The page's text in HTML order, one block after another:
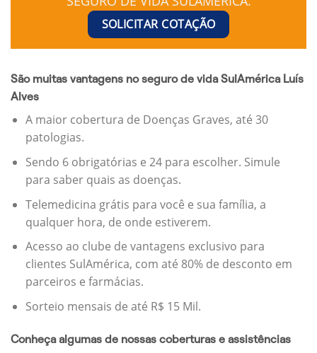
SOLICITAR COTAÇÃO
São muitas vantagens no seguro de vida SulAmérica Luís
Alves
A maior cobertura de Doenças Graves, até 30
patologias.
Sendo 6 obrigatórias e 24 para escolher. Simule
para saber quais as doenças.
Telemedicina grátis para você e sua família, a
qualquer hora, de onde estiverem.
Acesso ao clube de vantagens exclusivo para
clientes SulAmérica, com até 80% de desconto em
parceiros e farmácias.
Sorteio mensais de até R$ 15 Mil.
Conheça algumas de nossas coberturas e assistências